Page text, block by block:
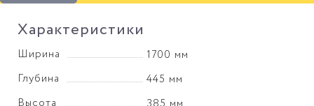
Характеристики
Ширина
1700 мм
Глубина
445 мм
Высота